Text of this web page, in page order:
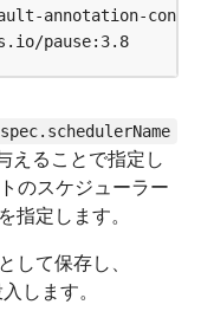
annotation-
pause:3.8
spec.schedulerName
えることで指定し
のスケジューラー
を指定します。
として保存し、
します。